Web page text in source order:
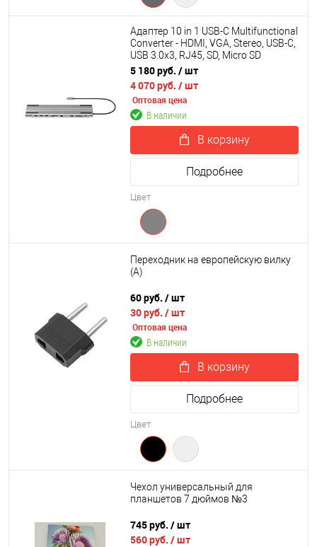
Адаптер 10 in 1 USB-C Multifunctional
Converter - HDMI, VGA, Stereo, USB-C,
USB 3.0х3, RJ45, SD, Micro SD
5 180 руб. / шт
4 070 руб. / шт
Оптовая цена
В наличии
В корзину
Подробнее
Цвет
Переходник на европейскую вилку
(A)
60 руб. / шт
30 руб. / шт
Оптовая цена
В наличии
В корзину
Подробнее
Цвет
Чехол универсальный для
планшетов 7 дюймов №3
745 руб. / шт
560 руб. / шт